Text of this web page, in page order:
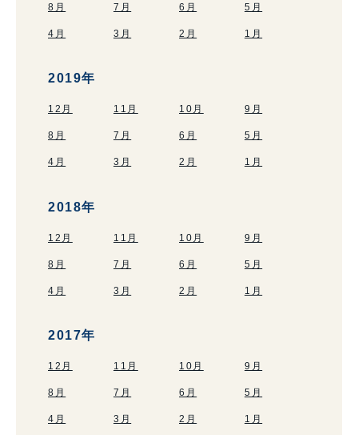
8月 7月 6月 5月
4月 3月 2月 1月
2019年
12月 11月 10月 9月
8月 7月 6月 5月
4月 3月 2月 1月
2018年
12月 11月 10月 9月
8月 7月 6月 5月
4月 3月 2月 1月
2017年
12月 11月 10月 9月
8月 7月 6月 5月
4月 3月 2月 1月